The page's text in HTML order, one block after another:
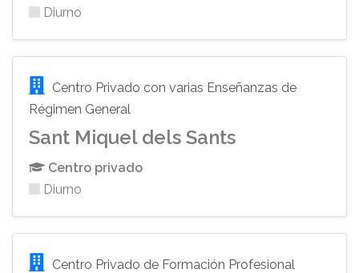
Diurno
Centro Privado con varias Enseñanzas de
Régimen General
Sant Miquel dels Sants
Centro privado
Diurno
Centro Privado de Formación Profesional